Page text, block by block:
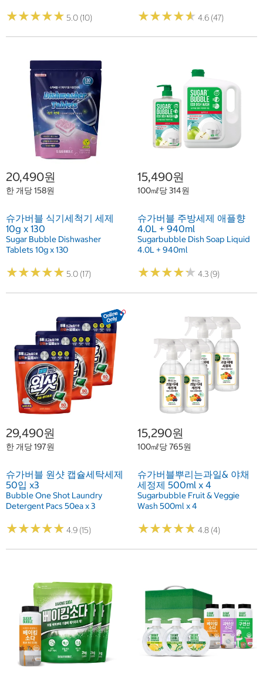
★★★★★
★★★★★ 5.0 (10) ★★★★★
★★★★★ 4.6 (47)
20,490원
한 개당 158원
슈가버블 식기세척기 세제
10g x 130
Sugar Bubble Dishwasher
Tablets 10g x 130
★★★★★
★★★★★ 5.0 (17)
15,490원
100㎖당 314원
슈가버블 주방세제 애플향
4.0L + 940ml
Sugarbubble Dish Soap Liquid
4.0L + 940ml
★★★★★
★★★★★ 4.3 (9)
29,490원
한 개당 197원
슈가버블 원샷 캡슐세탁세제
50입 x3
Bubble One Shot Laundry
Detergent Pacs 50ea x 3
★★★★★
★★★★★ 4.9 (15)
15,290원
100㎖당 765원
슈가버블뿌리는과일& 야채
세정제 500ml x 4
Sugarbubble Fruit & Veggie
Wash 500ml x 4
★★★★★
★★★★★ 4.8 (4)